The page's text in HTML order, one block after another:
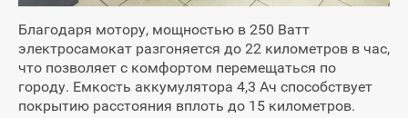
Благодаря мотору, мощностью в 250 Ватт
электросамокат разгоняется до 22 километров в час,
что позволяет с комфортом перемещаться по
городу. Емкость аккумулятора 4,3 Ач способствует
покрытию расстояния вплоть до 15 километров.